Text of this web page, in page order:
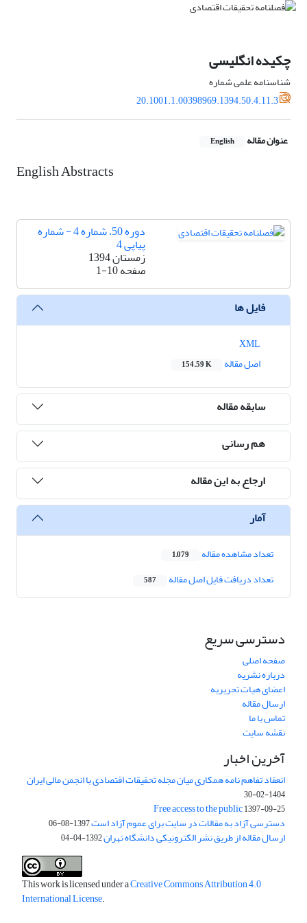
چکیده انگلیسی
شناسنامه علمی شماره
20.1001.1.00398969.1394.50.4.11.3
عنوان مقاله English
English Abstracts
دوره 50، شماره 4 - شماره
پیاپی 4
زمستان 1394
صفحه1-10
فایل ها
اصل مقاله
154.59 K
سابقه مقاله
هم رسانی
ارجاع به این مقاله
آمار
تعداد مشاهده مقاله 1,079
تعداد دریافت فایل اصل مقاله 587
دسترسی سریع
صفحه اصلی
درباره نشریه
اعضای هیات تحریریه
ارسال مقاله
تماس با ما
نقشه سایت
آخرین اخبار
انعقاد تفاهم نامه همکاری میان مجله تحقیقات اقتصادی با انجمن مالی ایران
1404-02-30
Free access to the public1397-09-25
دسترسی آزاد به مقالات در سایت برای عموم آزاد است1397-08-06
ارسال مقاله از طریق نشر الکترونیکی دانشگاه تهران1392-04-04
This work is licensed under aCreative Commons Attribution 4.0
International License.